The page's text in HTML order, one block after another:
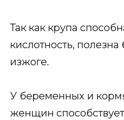
Так как крупа
кислотность,
изжоге.
У беременных и
женщин